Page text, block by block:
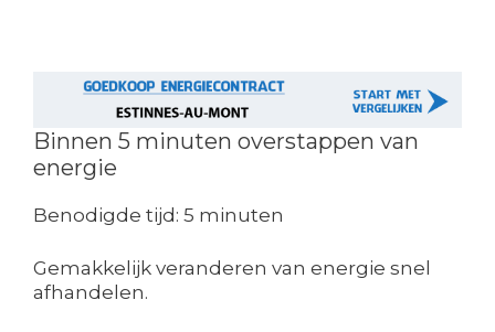
Binnen 5 minuten overstappen van
energie
Benodigde tijd: 5 minuten
Gemakkelijk veranderen van energie snel
afhandelen.